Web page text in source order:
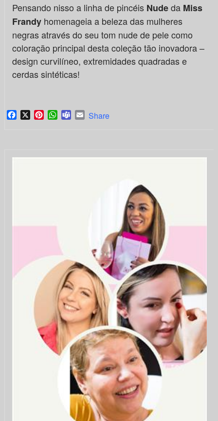
Pensando nisso a linha de pincéis Nudeda Miss
Frandyhomenageia a beleza das mulheres
negras através do seu tom nude de pele como
coloração principal desta coleção tão inovadora –
design curvilíneo, extremidades quadradas e
cerdas sintéticas!
Facebook
X PinterestWhatsApp
TeamsEmail
Share